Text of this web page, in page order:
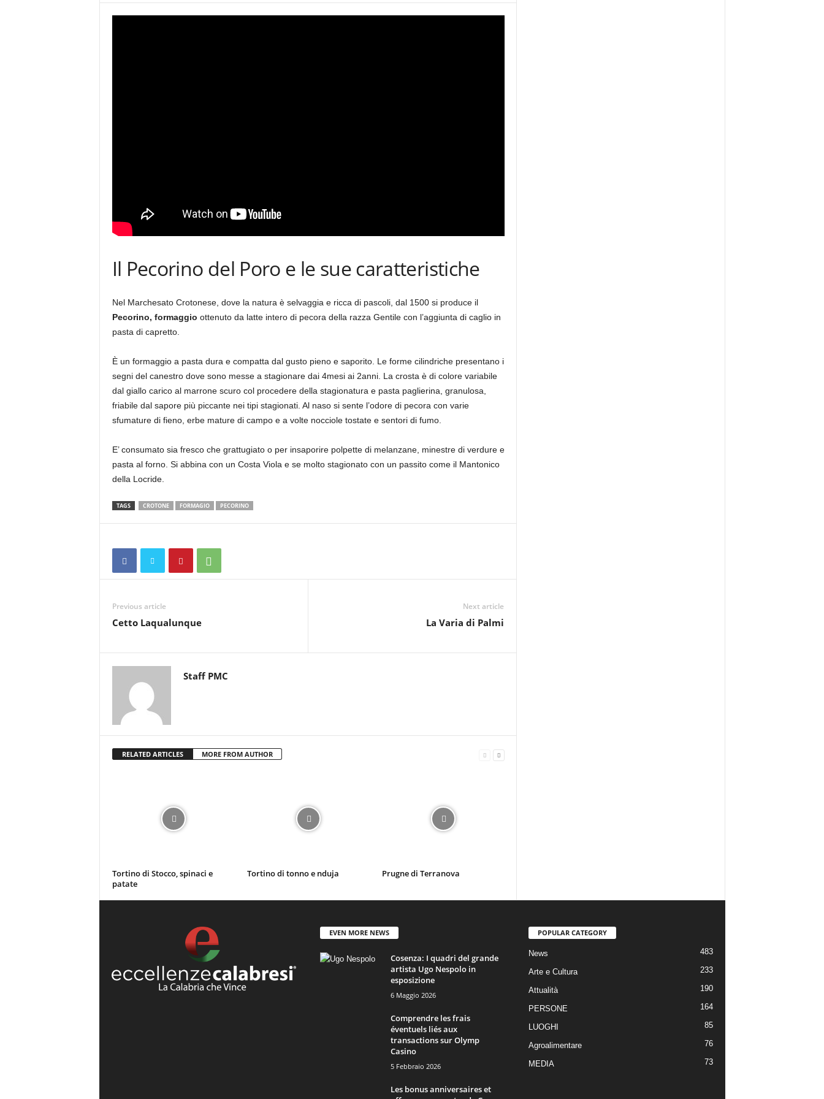
Il Pecorino del Poro e le sue caratteristiche
Nel Marchesato Crotonese, dove la natura è selvaggia e ricca di pascoli, dal 1500 si produce il
Pecorino, formaggio ottenuto da latte intero di pecora della razza Gentile con l’aggiunta di caglio in
pasta di capretto.
È un formaggio a pasta dura e compatta dal gusto pieno e saporito. Le forme cilindriche presentano i
segni del canestro dove sono messe a stagionare dai 4mesi ai 2anni. La crosta è di colore variabile
dal giallo carico al marrone scuro col procedere della stagionatura e pasta paglierina, granulosa,
friabile dal sapore più piccante nei tipi stagionati. Al naso si sente l’odore di pecora con varie
sfumature di fieno, erbe mature di campo e a volte nocciole tostate e sentori di fumo.
E’ consumato sia fresco che grattugiato o per insaporire polpette di melanzane, minestre di verdure e
pasta al forno. Si abbina con un Costa Viola e se molto stagionato con un passito come il Mantonico
della Locride.
TAGS CROTONE FORMAGIO PECORINO
Previous article
Cetto Laqualunque
Next article
La Varia di Palmi
Staff PMC
RELATED ARTICLES MORE FROM AUTHOR
Tortino di Stocco, spinaci e
patate
Tortino di tonno e nduja Prugne di Terranova
EVEN MORE NEWS
Cosenza: I quadri del grande
artista Ugo Nespolo in
esposizione
6 Maggio 2026
Comprendre les frais
éventuels liés aux
transactions sur Olymp
Casino
5 Febbraio 2026
Les bonus anniversaires et
POPULAR CATEGORY
News 483
Arte e Cultura 233
Attualità 190
PERSONE 164
LUOGHI 85
Agroalimentare 76
MEDIA 73